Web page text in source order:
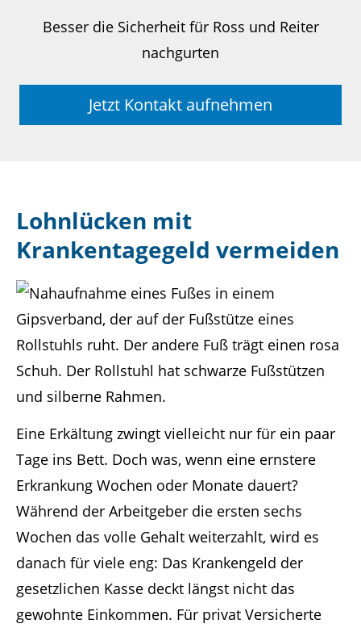
Besser die Sicherheit für Ross und Reiter
nachgurten
Jetzt Kontakt aufnehmen
Lohnlücken mit
Krankentagegeld vermeiden
Eine Erkältung zwingt vielleicht nur für ein paar
Tage ins Bett. Doch was, wenn eine ernstere
Erkrankung Wochen oder Monate dauert?
Während der Arbeitgeber die ersten sechs
Wochen das volle Gehalt weiterzahlt, wird es
danach für viele eng: Das Krankengeld der
gesetzlichen Kasse deckt längst nicht das
gewohnte Einkommen. Für privat Versicherte